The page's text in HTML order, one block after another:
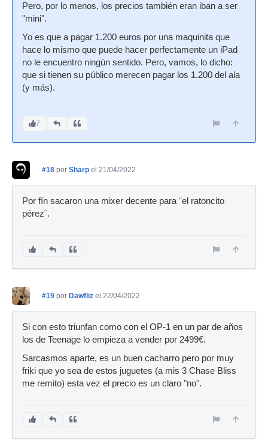
Pero, por lo menos, los precios también eran iban a ser
"mini".
Yo es que a pagar 1.200 euros por una maquinita que
hace lo mismo que puede hacer perfectamente un iPad
no le encuentro ningún sentido. Pero, vamos, lo dicho:
que si tienen su público merecen pagar los 1.200 del ala
(y más).
7
#18 por Sharp el 21/04/2022
Por fín sacaron una mixer decente para ¨el ratoncito
pérez¨.
#19 por Dawfliz el 22/04/2022
Si con esto triunfan como con el OP-1 en un par de años
los de Teenage lo empieza a vender por 2499€.
Sarcasmos aparte, es un buen cacharro pero por muy
friki que yo sea de estos juguetes (a mis 3 Chase Bliss
me remito) esta vez el precio es un claro "no".